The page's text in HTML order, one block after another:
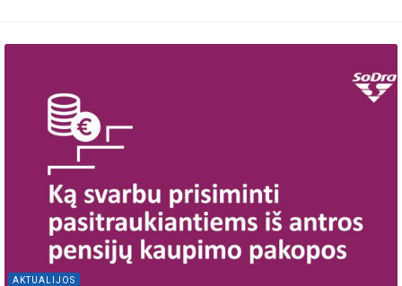
AKTUALIJOS